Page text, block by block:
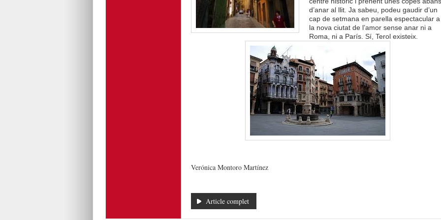
d’anar al llit. Ja sabeu, podeu gaudir d’un
cap de setmana en parella espectacular a
la nova ciutat de l’amor sense anar ni a
Roma, ni a París. Sí, Terol existeix.
Verónica Montoro Martínez
Article complet